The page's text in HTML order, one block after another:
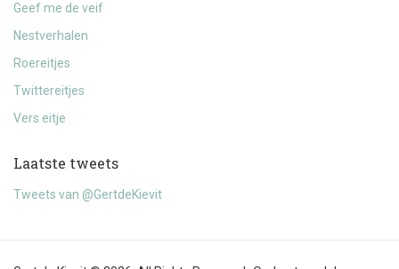
Geef me de veif
Nestverhalen
Roereitjes
Twittereitjes
Vers eitje
Laatste tweets
Tweets van @GertdeKievit